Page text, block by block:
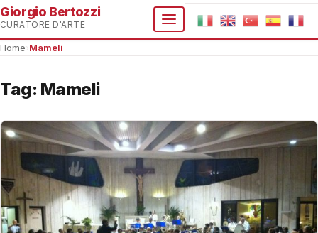
Giorgio Bertozzi
CURATORE D'ARTE
Home Mameli
Tag: Mameli